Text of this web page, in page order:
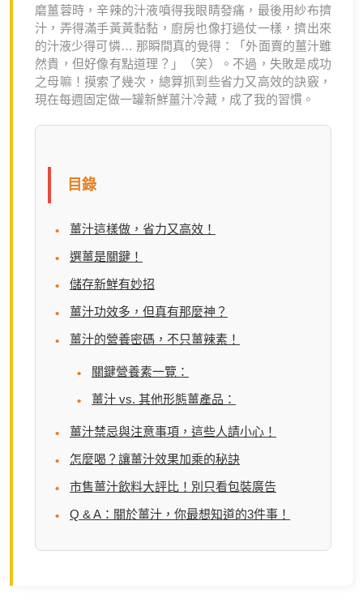
磨薑蓉時，辛辣的汁液噴得我眼睛發痛，最後用紗布擠
汁，弄得滿手黃黃黏黏，廚房也像打過仗一樣，擠出來
的汁液少得可憐… 那瞬間真的覺得：「外面賣的薑汁雖
然貴，但好像有點道理？」（笑）。不過，失敗是成功
之母嘛！摸索了幾次，總算抓到些省力又高效的訣竅，
現在每週固定做一罐新鮮薑汁冷藏，成了我的習慣。
目錄
薑汁這樣做，省力又高效！
選薑是關鍵！
儲存新鮮有妙招
薑汁功效多，但真有那麼神？
薑汁的營養密碼，不只薑辣素！
關鍵營養素一覽：
薑汁 vs. 其他形態薑產品：
薑汁禁忌與注意事項，這些人請小心！
怎麼喝？讓薑汁效果加乘的秘訣
市售薑汁飲料大評比！別只看包裝廣告
Q & A：關於薑汁，你最想知道的3件事！